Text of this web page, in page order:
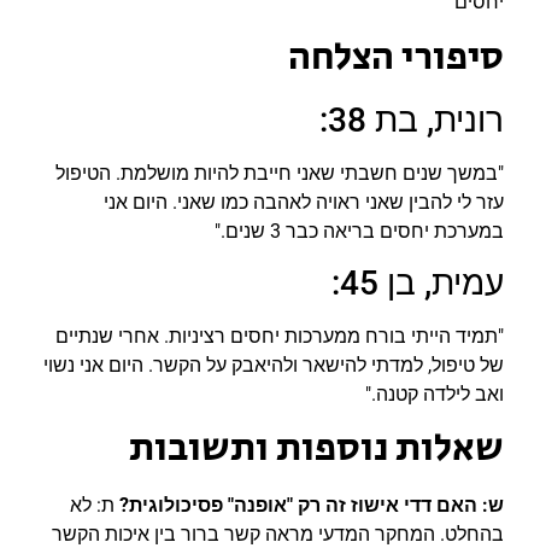
סיפורי הצלחה
רונית, בת 38:
"במשך שנים חשבתי שאני חייבת להיות מושלמת. הטיפול
עזר לי להבין שאני ראויה לאהבה כמו שאני. היום אני
במערכת יחסים בריאה כבר 3 שנים."
עמית, בן 45:
"תמיד הייתי בורח ממערכות יחסים רציניות. אחרי שנתיים
של טיפול, למדתי להישאר ולהיאבק על הקשר. היום אני נשוי
ואב לילדה קטנה."
שאלות נוספות ותשובות
ש: האם דדי אישוז זה רק "אופנה" פסיכולוגית? ת: לא
בהחלט. המחקר המדעי מראה קשר ברור בין איכות הקשר